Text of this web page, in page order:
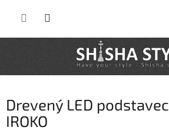
Drevený LED
IROKO